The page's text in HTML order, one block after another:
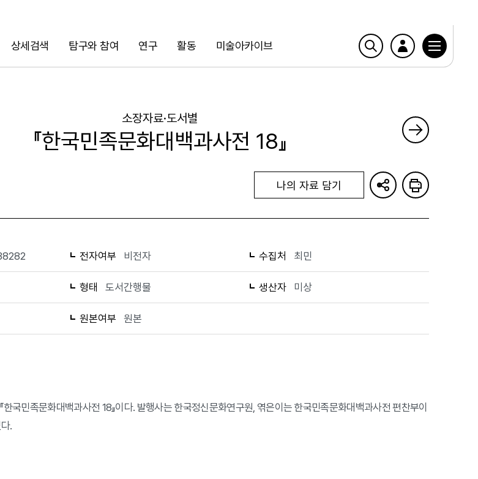
상세검색 탐구와 참여 연구 활동 미술아카이브
검색
소장자료·도서별
『한국민족문화대백과사전 18』
나의 자료 담기
전자여부 비전자 수집처 최민
형태 도서간행물 생산자 미상
원본여부 원본
한국민족문화대백과사전 18』이다. 발행사는 한국정신문화연구원, 엮은이는 한국민족문화대백과사전 편찬부이
.